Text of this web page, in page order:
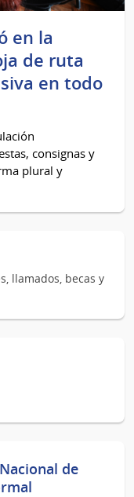
en la
de ruta
en todo
consignas y
plural y
llamados, becas y
de